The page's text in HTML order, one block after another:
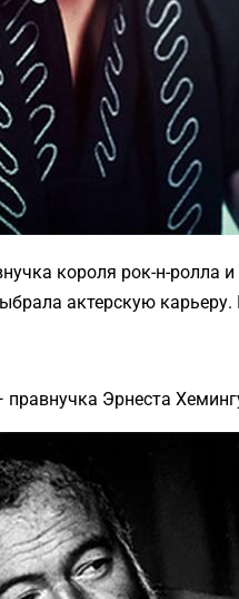
короля рок-н-ролла
актерскую
Эрнеста